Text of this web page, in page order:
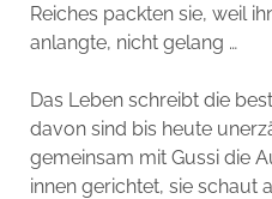
Reiches packten sie, weil
anlangte, nicht gelang …
Das Leben schreibt die
davon sind bis heute
gemeinsam mit Gussi die
innen gerichtet, sie schaut